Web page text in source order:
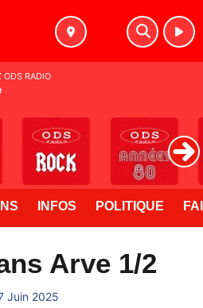
INFOS POLITIQUE
Arve 1/2
Juin 2025
ODS RADIO